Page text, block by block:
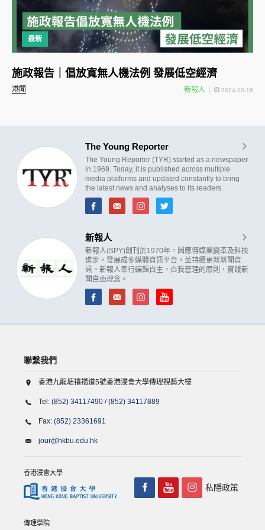
最新
港聞
施政報告｜倡放寬無人機法例 發展低空經濟
新報人 2024-10-16
The Young Reporter
The Young Reporter (TYR) started as a newspaper
in 1969. Today, it is published across multiple
media platforms and updated constantly to bring
the latest news and analyses to its readers.
新報人
新報人(SPY)創刊於1970年，因應傳媒業變革及科技
進步，發展成多媒體資訊平台，並持續更新新聞資
訊。新報人奉行編輯自主，自我管理的原則，實踐新
聞自由理念。
聯繫我們
香港九龍塘禧福道5號香港浸會大學傳理視藝大樓
Tel: (852) 34117490 /(852) 34117889
Fax: (852) 23361691
jour@hkbu.edu.hk
香港浸會大學
傳理學院
私隱政策